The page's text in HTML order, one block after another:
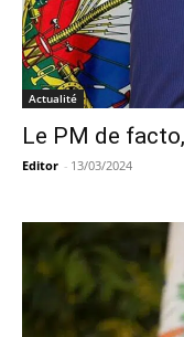
Actualité
Le PM de
Editor - 13/03/2024